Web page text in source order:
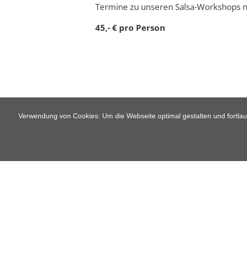
Termine zu unseren Salsa-Workshops
45,- € pro Person
Verwendung von Cookies: Um die Webseite optimal gestalten und